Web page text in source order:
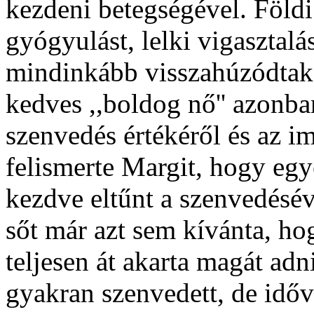
kezdeni betegségével.
gyógyulást, lelki
mindinkább
kedves ,,boldog nő''
szenvedés értékéről és az
felismerte Margit, hogy
kezdve eltűnt a
sőt már azt sem kívánta,
teljesen át akarta magát
gyakran szenvedett, de